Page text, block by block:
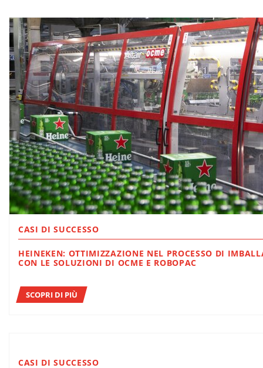
CASI DI SUCCESSO
HEINEKEN: OTTIMIZZAZIONE NEL PROCESSO DI
CON LE SOLUZIONI DI OCME E ROBOPAC
SCOPRI DI PIÙ
CASI DI SUCCESSO